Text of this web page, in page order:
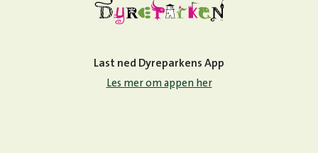
Last ned Dyreparkens App
Les mer om appen her